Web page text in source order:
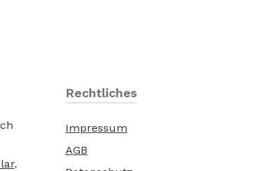
.
Rechtliches
Impressum
AGB